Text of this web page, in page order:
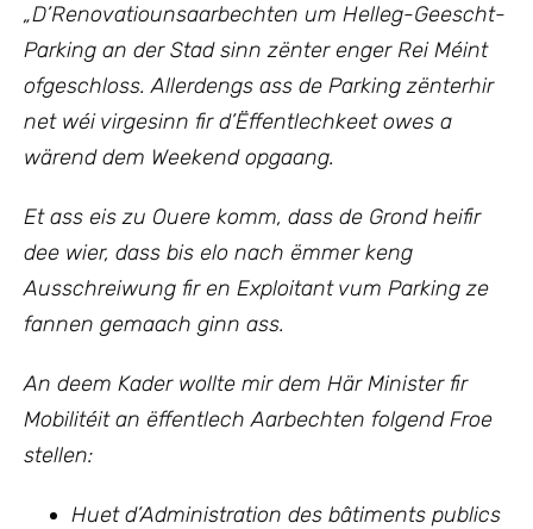
„D’Renovatiounsaarbechten um Helleg-Geescht-
Parking an der Stad sinn zënter enger Rei Méint
ofgeschloss. Allerdengs ass de Parking zënterhir
net wéi virgesinn fir d’Ëffentlechkeet owes a
wärend dem Weekend opgaang.
Et ass eis zu Ouere komm, dass de Grond heifir
dee wier, dass bis elo nach ëmmer keng
Ausschreiwung fir en Exploitant vum Parking ze
fannen gemaach ginn ass.
An deem Kader wollte mirdem Här Minister fir
Mobilitéit an ëffentlech Aarbechten folgend Froe
stellen:
Huet d’Administration des bâtiments publics